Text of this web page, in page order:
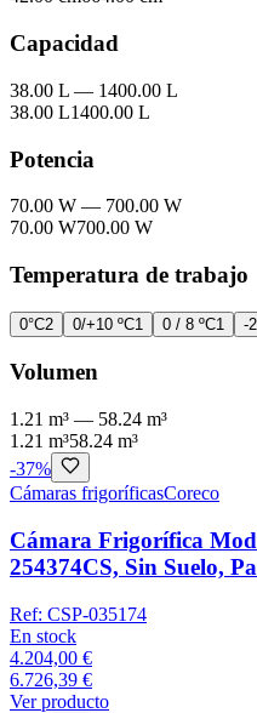
Capacidad
38.00 L — 1400.00 L
38.00 L1400.00 L
Potencia
70.00 W — 700.00 W
70.00 W700.00 W
Temperatura de trabajo
0°C2 0/+10 ºC1 0 / 8 ºC1 -
Volumen
1.21 m³ — 58.24 m³
1.21 m³58.24 m³
-37%
Cámaras frigoríficasCoreco
Cámara Frigorífica
254374CS, Sin Suelo,
Ref: CSP-035174
En stock
4.204,00 €
6.726,39 €
Ver producto